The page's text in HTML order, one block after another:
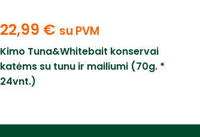
22,99 € su PVM
Kimo Tuna&Whitebait konservai
katėms su tunu ir mailiumi (70g. *
24vnt.)